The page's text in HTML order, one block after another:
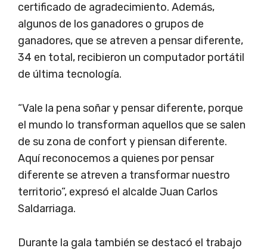
certificado de agradecimiento. Además,
algunos de los ganadores o grupos de
ganadores, que se atreven a pensar diferente,
34 en total, recibieron un computador portátil
de última tecnología.
“Vale la pena soñar y pensar diferente, porque
el mundo lo transforman aquellos que se salen
de su zona de confort y piensan diferente.
Aquí reconocemos a quienes por pensar
diferente se atreven a transformar nuestro
territorio”, expresó el alcalde Juan Carlos
Saldarriaga.
Durante la gala también se destacó el trabajo